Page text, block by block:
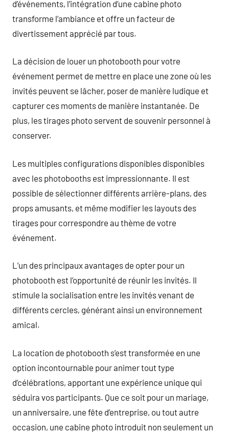
d’événements, l’intégration d’une cabine photo
transforme l’ambiance et offre un facteur de
divertissement apprécié par tous.
La décision de louer un photobooth pour votre
événement permet de mettre en place une zone où les
invités peuvent se lâcher, poser de manière ludique et
capturer ces moments de manière instantanée. De
plus, les tirages photo servent de souvenir personnel à
conserver.
Les multiples configurations disponibles disponibles
avec les photobooths est impressionnante. Il est
possible de sélectionner différents arrière-plans, des
props amusants, et même modifier les layouts des
tirages pour correspondre au thème de votre
événement.
L’un des principaux avantages de opter pour un
photobooth est l’opportunité de réunir les invités. Il
stimule la socialisation entre les invités venant de
différents cercles, générant ainsi un environnement
amical.
La location de photobooth s’est transformée en une
option incontournable pour animer tout type
d’célébrations, apportant une expérience unique qui
séduira vos participants. Que ce soit pour un mariage,
un anniversaire, une fête d’entreprise, ou tout autre
occasion, une cabine photo introduit non seulement un